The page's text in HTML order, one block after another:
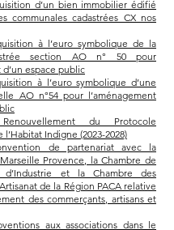
d’un bien immobilier édifié
communales cadastrées CX nos
à l’euro symbolique de la
section AO n° 50 pour
d’un espace public
à l’euro symbolique d’une
AO n°54 pour l’aménagement
du Protocole
l’Habitat Indigne (2023-2028)
de partenariat avec la
Provence, la Chambre de
d’Industrie et la Chambre des
de la Région PACA relative
des commerçants, artisans et
aux associations dans le